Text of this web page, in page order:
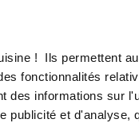
! Ils permettent
fonctionnalités
des informations sur
publicité et d'analyse,
Gaufres
Challenge recettes